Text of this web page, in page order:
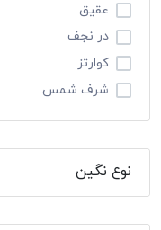
عقیق
در نجف
کوارتز
شرف شمس
نوع نگین